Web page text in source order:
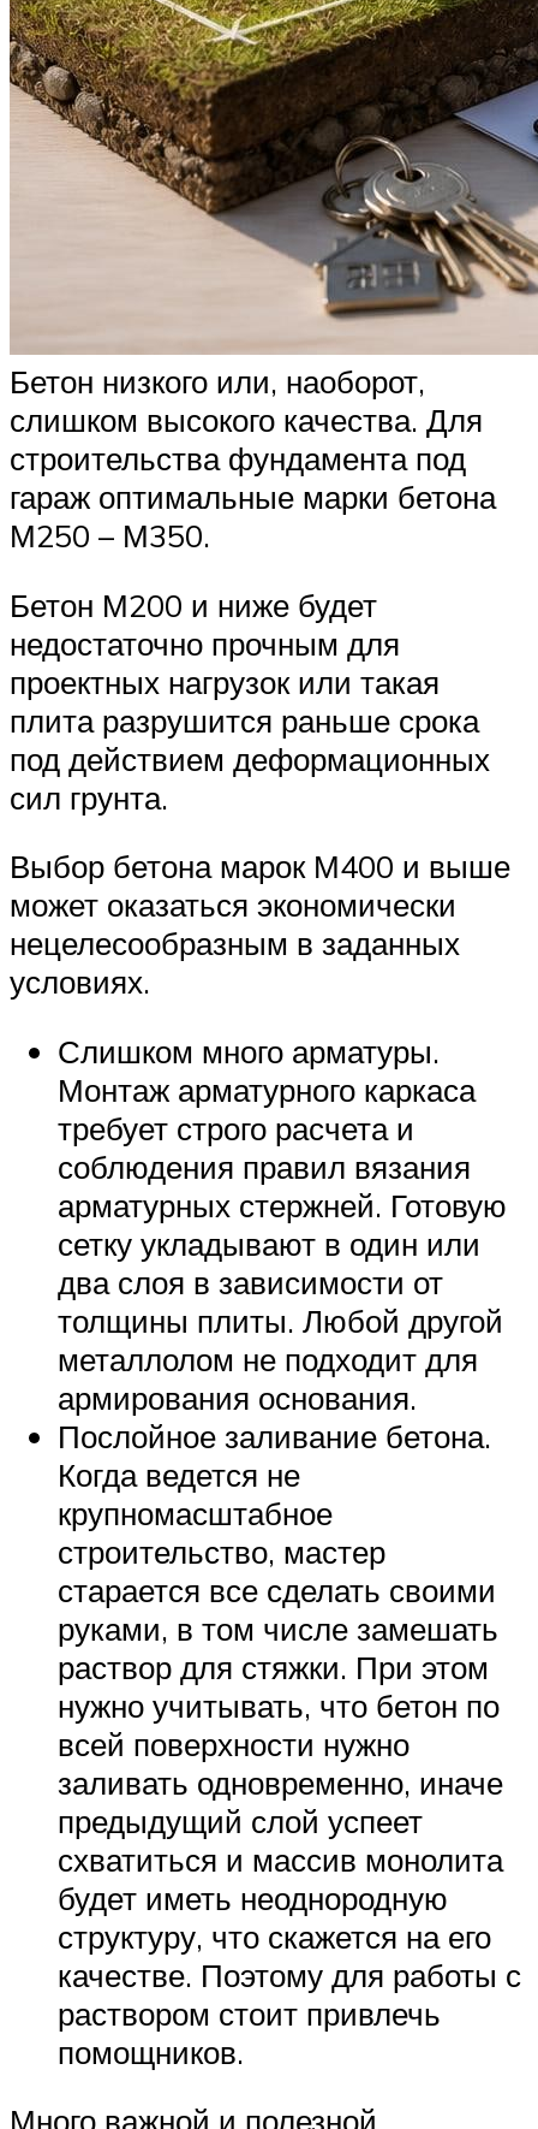
Бетон низкого или, наоборот,
слишком высокого качества. Для
строительства фундамента под
гараж оптимальные марки бетона
М250 – М350.
Бетон М200 и ниже будет
недостаточно прочным для
проектных нагрузок или такая
плита разрушится раньше срока
под действием деформационных
сил грунта.
Выбор бетона марок М400 и выше
может оказаться экономически
нецелесообразным в заданных
условиях.
Слишком много арматуры.
Монтаж арматурного каркаса
требует строго расчета и
соблюдения правил вязания
арматурных стержней. Готовую
сетку укладывают в один или
два слоя в зависимости от
толщины плиты. Любой другой
металлолом не подходит для
армирования основания.
Послойное заливание бетона.
Когда ведется не
крупномасштабное
строительство, мастер
старается все сделать своими
руками, в том числе замешать
раствор для стяжки. При этом
нужно учитывать, что бетон по
всей поверхности нужно
заливать одновременно, иначе
предыдущий слой успеет
схватиться и массив монолита
будет иметь неоднородную
структуру, что скажется на его
качестве. Поэтому для работы с
раствором стоит привлечь
помощников.
Много важной и полезной